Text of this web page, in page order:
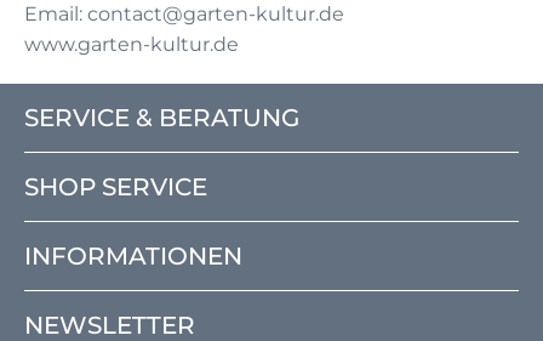
Email: contact@garten-kultur.de
www.garten-kultur.de
SERVICE & BERATUNG
SHOP SERVICE
INFORMATIONEN
NEWSLETTER